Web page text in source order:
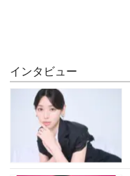
インタビュー